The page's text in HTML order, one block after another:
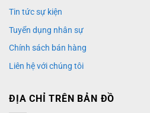
Tin tức sự kiện
Tuyển dụng nhân sự
Chính sách bán hàng
Liên hệ với chúng tôi
ĐỊA CHỈ TRÊN BẢN ĐỒ